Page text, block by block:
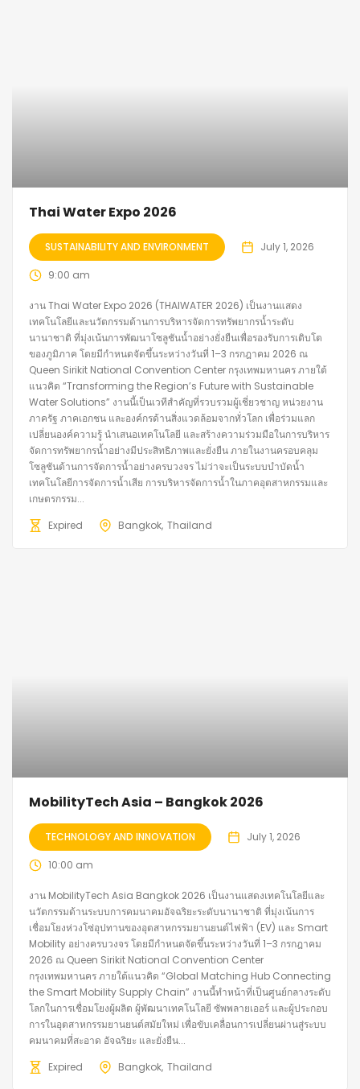
Thai Water Expo 2026
SUSTAINABILITY AND ENVIRONMENT July 1, 2026
9:00 am
งาน Thai Water Expo 2026 (THAIWATER 2026) เป็นงานแสดง
เทคโนโลยีและนวัตกรรมด้านการบริหารจัดการทรัพยากรน้ำระดับ
นานาชาติ ที่มุ่งเน้นการพัฒนาโซลูชันน้ำอย่างยั่งยืนเพื่อรองรับการเติบโต
ของภูมิภาค โดยมีกำหนดจัดขึ้นระหว่างวันที่ 1–3 กรกฎาคม 2026 ณ
Queen Sirikit National Convention Center กรุงเทพมหานคร ภายใต้
แนวคิด “Transforming the Region’s Future with Sustainable
Water Solutions” งานนี้เป็นเวทีสำคัญที่รวบรวมผู้เชี่ยวชาญ หน่วยงาน
ภาครัฐ ภาคเอกชน และองค์กรด้านสิ่งแวดล้อมจากทั่วโลก เพื่อร่วมแลก
เปลี่ยนองค์ความรู้ นำเสนอเทคโนโลยี และสร้างความร่วมมือในการบริหาร
จัดการทรัพยากรน้ำอย่างมีประสิทธิภาพและยั่งยืน ภายในงานครอบคลุม
โซลูชันด้านการจัดการน้ำอย่างครบวงจร ไม่ว่าจะเป็นระบบบำบัดน้ำ
เทคโนโลยีการจัดการน้ำเสีย การบริหารจัดการน้ำในภาคอุตสาหกรรมและ
เกษตรกรรม...
Expired
Bangkok Thailand
MobilityTech Asia – Bangkok 2026
TECHNOLOGY AND INNOVATION July 1, 2026
10:00 am
งาน MobilityTech Asia Bangkok 2026 เป็นงานแสดงเทคโนโลยีและ
นวัตกรรมด้านระบบการคมนาคมอัจฉริยะระดับนานาชาติ ที่มุ่งเน้นการ
เชื่อมโยงห่วงโซ่อุปทานของอุตสาหกรรมยานยนต์ไฟฟ้า (EV) และ Smart
Mobility อย่างครบวงจร โดยมีกำหนดจัดขึ้นระหว่างวันที่ 1–3 กรกฎาคม
2026 ณ Queen Sirikit National Convention Center
กรุงเทพมหานคร ภายใต้แนวคิด “Global Matching Hub Connecting
the Smart Mobility Supply Chain” งานนี้ทำหน้าที่เป็นศูนย์กลางระดับ
โลกในการเชื่อมโยงผู้ผลิต ผู้พัฒนาเทคโนโลยี ซัพพลายเออร์ และผู้ประกอบ
การในอุตสาหกรรมยานยนต์สมัยใหม่ เพื่อขับเคลื่อนการเปลี่ยนผ่านสู่ระบบ
คมนาคมที่สะอาด อัจฉริยะ และยั่งยืน...
Expired
Bangkok Thailand